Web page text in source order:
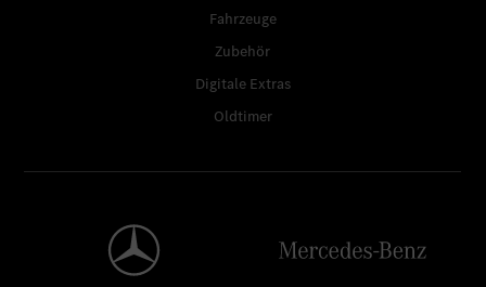
Fahrzeuge
Zubehör
Digitale Extras
Oldtimer